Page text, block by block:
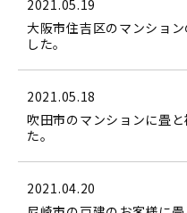
2021.05.19
大阪市住吉区のマンショ
した。
2021.05.18
吹田市のマンションに畳
た。
2021.04.20